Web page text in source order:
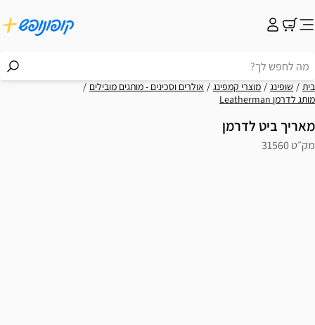
בית שופינג מוצרי קמפינג
אולרים וסכינים - מותגים מובילים
מותג לדרמן Leatherman
מאריך ביט לדרמן
מק״ט 31560